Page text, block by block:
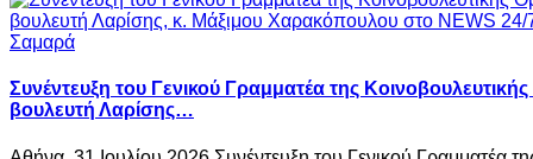
Συνέντευξη του Γενικού Γραμματέα της
βουλευτή Λαρίσης…